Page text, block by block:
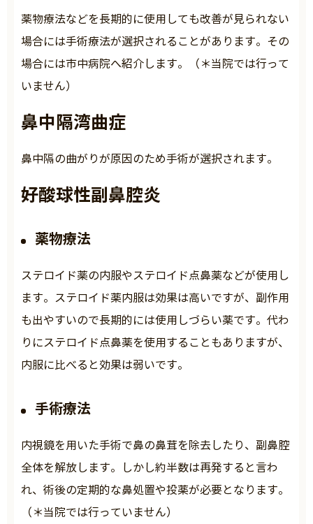
薬物療法などを長期的に使用しても改善が見られない
場合には手術療法が選択されることがあります。その
場合には市中病院へ紹介します。（＊当院では行って
いません）
鼻中隔湾曲症
鼻中隔の曲がりが原因のため手術が選択されます。
好酸球性副鼻腔炎
薬物療法
ステロイド薬の内服やステロイド点鼻薬などが使用し
ます。ステロイド薬内服は効果は高いですが、副作用
も出やすいので長期的には使用しづらい薬です。代わ
りにステロイド点鼻薬を使用することもありますが、
内服に比べると効果は弱いです。
手術療法
内視鏡を用いた手術で鼻の鼻茸を除去したり、副鼻腔
全体を解放します。しかし約半数は再発すると言わ
れ、術後の定期的な鼻処置や投薬が必要となります。
（＊当院では行っていません）